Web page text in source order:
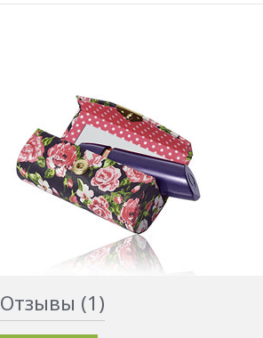
Отзывы (1)